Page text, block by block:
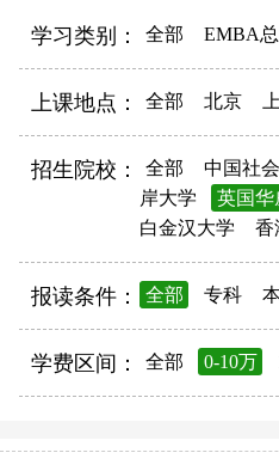
学习类别： 全部 EMBA
上课地点： 全部 北京
招生院校： 全部 中国社
岸大学
英国华
白金汉大学
香
报读条件： 全部 专科
学费区间： 全部 0-10万